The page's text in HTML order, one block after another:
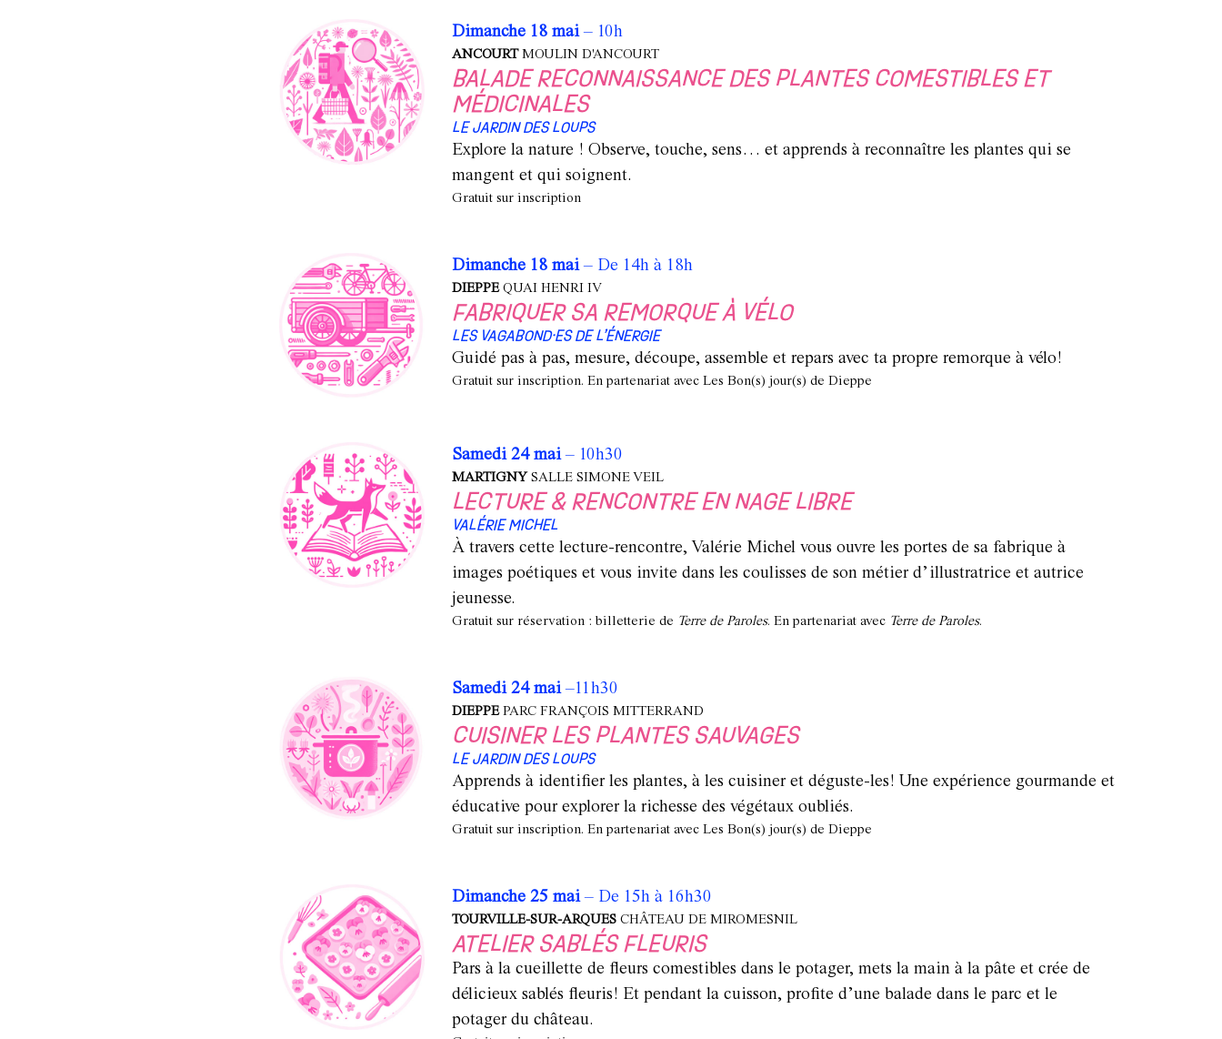
Dimanche 18 mai– 10h
ANCOURTMOULIN D'ANCOURT
BALADE RECONNAISSANCE DES PLANTES COMESTIBLES ET
MÉDICINALES
LE JARDIN DES LOUPS
Explore la nature ! Observe, touche, sens… et apprends à reconnaître les plantes qui se
mangent et qui soignent.
Gratuit sur inscription
Dimanche 18 mai– De 14h à 18h
DIEPPEQUAI HENRI IV
FABRIQUER SA REMORQUE À VÉLO
LES VAGABOND·ES DE L’ÉNERGIE
Guidé pas à pas, mesure, découpe, assemble et repars avec ta propre remorque à vélo!
Gratuit sur inscription. En partenariat avec Les Bon(s) jour(s) de Dieppe
Samedi 24 mai– 10h30
MARTIGNY SALLE SIMONE VEIL
LECTURE & RENCONTRE EN NAGE LIBRE
VALÉRIE MICHEL
À travers cette lecture-rencontre, Valérie Michel vous ouvre les portes de sa fabrique à
images poétiques et vous invite dans les coulisses de son métier d’illustratrice et autrice
jeunesse.
Gratuit sur réservation : billetterie de Terre de Paroles. En partenariat avec Terre de Paroles.
Samedi 24 mai–11h30
DIEPPEPARC FRANÇOIS MITTERRAND
CUISINER LES PLANTES SAUVAGES
LE JARDIN DES LOUPS
Apprends à identifier les plantes, à les cuisiner et déguste-les! Une expérience gourmande et
éducative pour explorer la richesse des végétaux oubliés.
Gratuit sur inscription. En partenariat avec Les Bon(s) jour(s) de Dieppe
Dimanche 25 mai– De 15h à 16h30
TOURVILLE-SUR-ARQUES CHÂTEAU DE MIROMESNIL
ATELIER SABLÉS FLEURIS
Pars à la cueillette de fleurs comestibles dans le potager, mets la main à la pâte et crée de
délicieux sablés fleuris! Et pendant la cuisson, profite d’une balade dans le parc et le
potager du château.